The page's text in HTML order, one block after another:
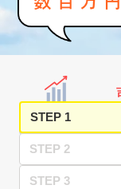
STEP 1
STEP 2
STEP 3
家査定シミュレータ
お問い合わせ